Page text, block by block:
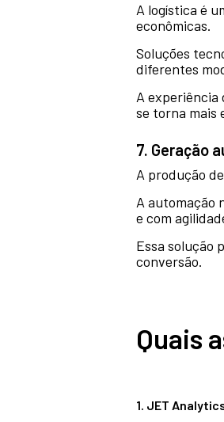
A logística é
econômicas.
Soluções
diferentes
A experiência
se torna mais
7. Geração
A produção
A automação
e com
Essa solução
conversão.
Quais
1. JET